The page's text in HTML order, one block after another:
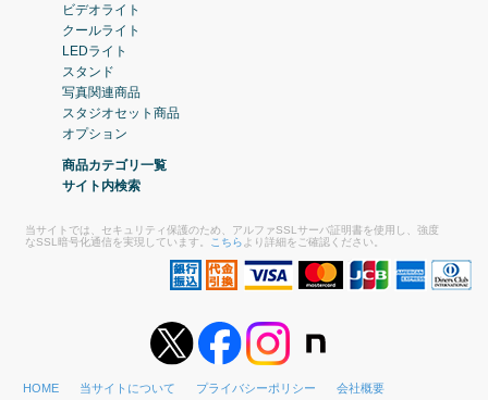
ビデオライト
クールライト
LEDライト
スタンド
写真関連商品
スタジオセット商品
オプション
商品カテゴリ一覧
サイト内検索
当サイトでは、セキュリティ保護のため、アルファSSLサーバ証明書を使用し、強度
なSSL暗号化通信を実現しています。
こちら より詳細をご確認ください。
HOME 当サイトについて プライバシーポリシー 会社概要